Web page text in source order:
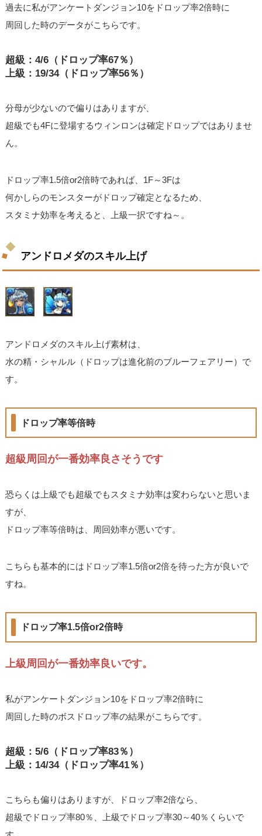
過去に私がアンケートダンジョン10をドロップ率2倍時に
周回した時のデータがこちらです。
超級：4/6（ドロップ率67％）
上級：19/34（ドロップ率56％）
分母が少ないので偏りはありますが、
超級でも4Fに登場するウィンロンは確定ドロップではありませ
ん。
ドロップ率1.5倍or2倍時であれば、1F～3Fは
何かしらのモンスターがドロップ確定となるため、
スタミナ効率を考えると、上級一択ですね～。
アンドロメダのスキル上げ
アンドロメダのスキル上げ素材は、
水の精・シャルル（ドロップは進化前のブルーフェアリー）で
す。
ドロップ率等倍時
超級周回が一番効率良さそうです
恐らくは上級でも超級でもスタミナ効率は変わらないと思いま
すが、
ドロップ率等倍時は、周回効率が悪いです。
こちらも基本的にはドロップ率1.5倍or2倍を待った方が良いで
すね。
ドロップ率1.5倍or2倍時
上級周回が一番効率良いです。
私がアンケートダンジョン10をドロップ率2倍時に
周回した時のボスドロップ率の結果がこちらです。
超級：5/6（ドロップ率83％）
上級：14/34（ドロップ率41％）
こちらも偏りはありますが、ドロップ率2倍なら、
超級でドロップ率80％、上級でドロップ率30～40％くらいで